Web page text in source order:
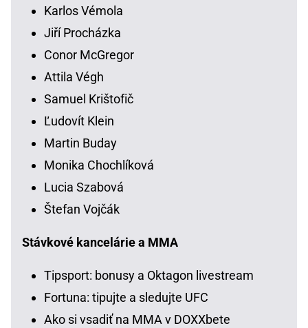
Karlos Vémola
Jiří Procházka
Conor McGregor
Attila Végh
Samuel Krištofič
Ľudovít Klein
Martin Buday
Monika Chochlíková
Lucia Szabová
Štefan Vojčák
Stávkové kancelárie a MMA
Tipsport: bonusy a Oktagon livestream
Fortuna: tipujte a sledujte UFC
Ako si vsadiť na MMA v DOXXbete